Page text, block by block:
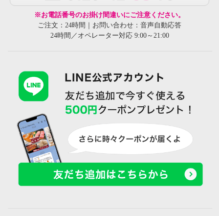
※お電話番号のお掛け間違いにご注意ください。
ご注文：24時間｜お問い合わせ：音声自動応答
24時間／オペレーター対応 9:00～21:00